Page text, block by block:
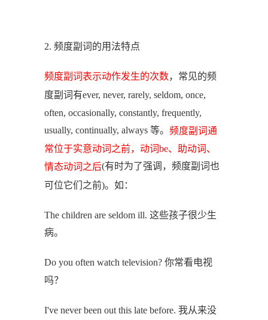
2. 频度副词的用法特点
频度副词表示动作发生的次数，常见的频
度副词有ever, never, rarely, seldom, once,
often, occasionally, constantly, frequently,
usually, continually, always 等。 频度副词通
常位于实意动词之前，动词be、助动词、
情态动词之后(有时为了强调，频度副词也
可位它们之前)。如：
The children are seldom ill. 这些孩子很少生
病。
Do you often watch television? 你常看电视
吗？
I've never been out this late before. 我从来没